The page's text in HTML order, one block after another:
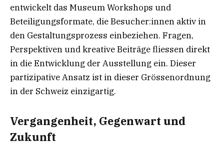
entwickelt das Museum Workshops und
Beteiligungsformate, die Besucher:innen aktiv in
den Gestaltungsprozess einbeziehen. Fragen,
Perspektiven und kreative Beiträge fliessen direkt
in die Entwicklung der Ausstellung ein. Dieser
partizipative Ansatz ist in dieser Grössenordnung
in der Schweiz einzigartig.
Vergangenheit, Gegenwart und
Zukunft